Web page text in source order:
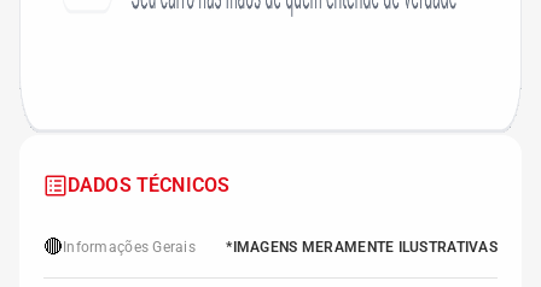
DADOS TÉCNICOS
🔴 Informações Gerais *IMAGENS MERAMENTE ILUSTRATIVAS